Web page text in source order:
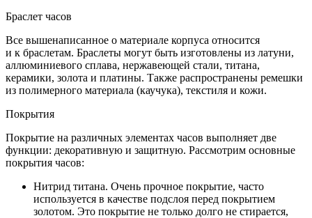
Браслет часов
Все вышенаписанное о материале корпуса относится
и к браслетам. Браслеты могут быть изготовлены из латуни,
аллюминиевого сплава, нержавеющей стали, титана,
керамики, золота и платины. Также распространены ремешки
из полимерного материала (каучука), текстиля и кожи.
Покрытия
Покрытие на различных элементах часов выполняет две
функции: декоративную и защитную. Рассмотрим основные
покрытия часов:
Нитрид титана. Очень прочное покрытие, часто
используется в качестве подслоя перед покрытием
золотом. Это покрытие не только долго не стирается,